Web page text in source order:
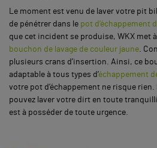
Le moment est venu de laver votre pit
de pénétrer dans le pot d’échappement
que cet incident se produise, WKX met
bouchon de lavage de couleur jaune .
plusieurs crans d’insertion. Ainsi, ce
adaptable à tous types d’échappement
votre pot d’échappement ne risque
pouvez laver votre dirt en toute
est à posséder de toute urgence.